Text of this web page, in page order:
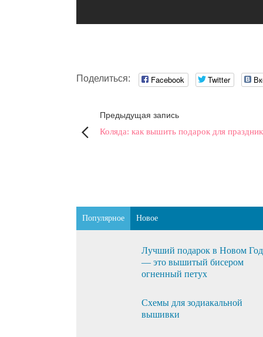
Поделиться: Facebook Twitter
Предыдущая запись
Коляда: как вышить подарок для
Популярное Новое
Лучший подарок в Новом
— это вышитый бисером
огненный петух
Схемы для зодиакальной
вышивки